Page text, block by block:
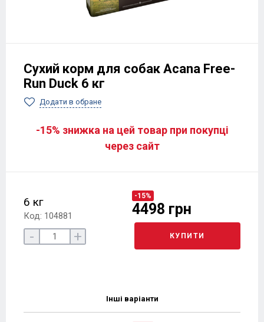
Сухий корм для собак Acana Free-
Run Duck 6 кг
Додати в обране
-15% знижка на цей товар при покупці
через сайт
6 кг
Код: 104881
-15%
4498 грн
- + КУПИТИ
Інші варіанти